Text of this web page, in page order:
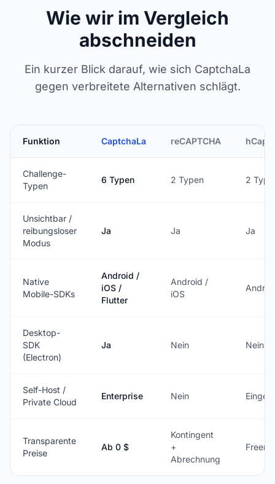
Wie wir im Vergleich
abschneiden
Ein kurzer Blick darauf, wie sich CaptchaLa
gegen verbreitete Alternativen schlägt.
Funktion CaptchaLa reCAPTCHA
Challenge-
Typen
6 Typen 2 Typen 2
Unsichtbar /
reibungsloser
Modus
Ja Ja Ja
Native
Mobile-SDKs
Android /
iOS /
Flutter
Android /
iOS
Desktop-
SDK
(Electron)
Ja Nein Nein
Self-Host /
Private Cloud
Enterprise Nein
Transparente
Preise
Ab 0 $
Kontingent
+
Abrechnung